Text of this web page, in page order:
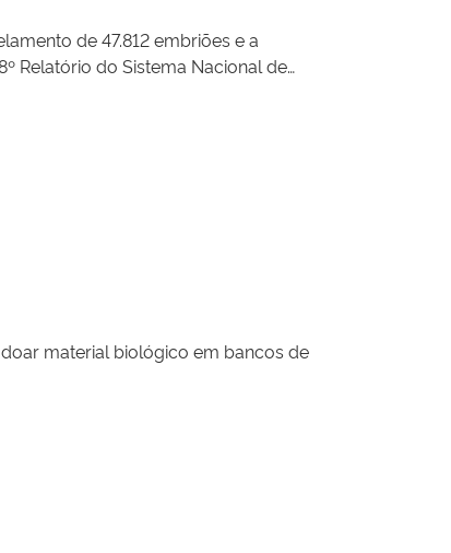
de 47.812 embriões e a
Relatório do Sistema Nacional de
material biológico em bancos de